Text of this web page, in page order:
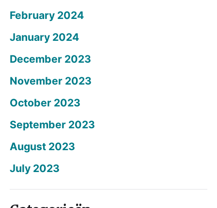
February 2024
January 2024
December 2023
November 2023
October 2023
September 2023
August 2023
July 2023